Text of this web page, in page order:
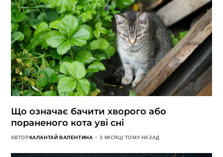
Що означає бачити хворого або
пораненого кота уві сні
АВТОРКАЛАНТАЙ ВАЛЕНТИНА 3 МІСЯЦІ ТОМУ НАЗАД